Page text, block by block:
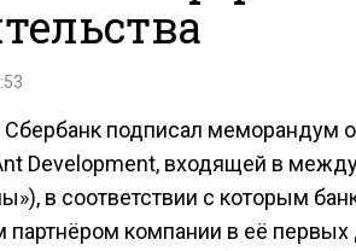
подписал меморандум
Development, входящей в
в соответствии с которым
компании в её первых